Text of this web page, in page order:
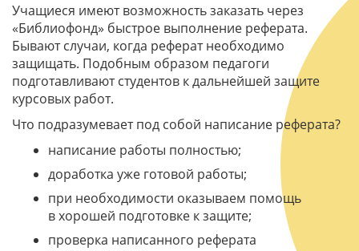
Учащиеся имеют возможность заказать через
«Библиофонд» быстрое выполнение реферата.
Бывают случаи, когда реферат необходимо
защищать. Подобным образом педагоги
подготавливают студентов к дальнейшей защите
курсовых работ.
Что подразумевает под собой написание реферата?
написание работы полностью;
доработка уже готовой работы;
при необходимости оказываем помощь
в хорошей подготовке к защите;
проверка написанного реферата